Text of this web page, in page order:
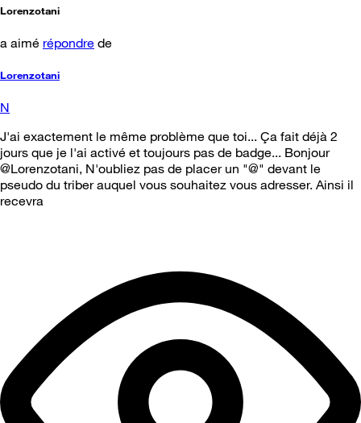
Lorenzotani
a aimé répondre de
Lorenzotani
N
J'ai exactement le même problème que toi... Ça fait déjà 2
jours que je l'ai activé et toujours pas de badge... Bonjour
@Lorenzotani, N'oubliez pas de placer un "@" devant le
pseudo du triber auquel vous souhaitez vous adresser. Ainsi il
recevra